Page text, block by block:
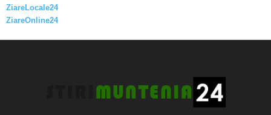
ZiareLocale24
ZiareOnline24